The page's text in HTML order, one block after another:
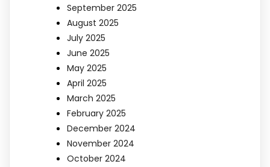
September 2025
August 2025
July 2025
June 2025
May 2025
April 2025
March 2025
February 2025
December 2024
November 2024
October 2024